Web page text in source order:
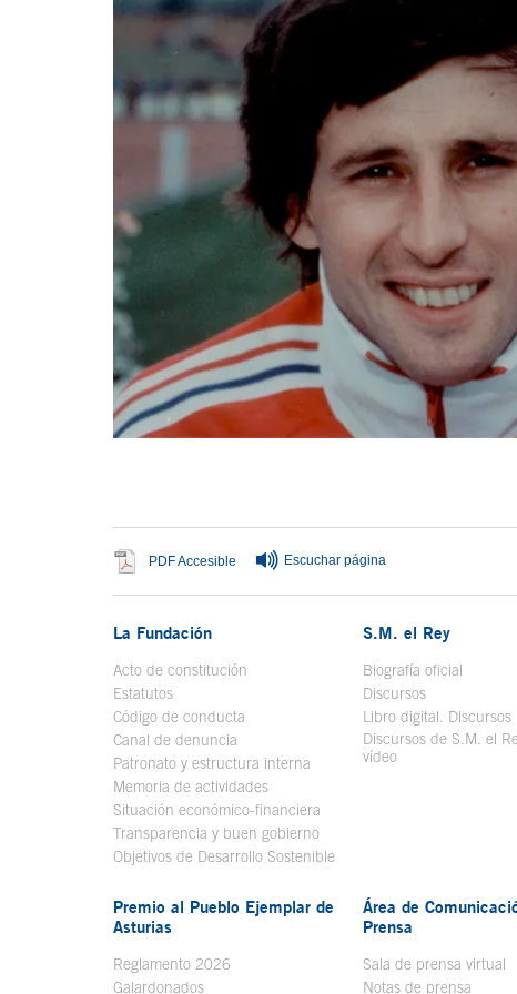
PDF Accesible Se abre en ventana nueva
Escuchar página
La Fundación
Acto de constitución
Estatutos
Código de conducta
Canal de denuncia
Patronato y estructura interna
Memoria de actividades
Situación económico-financiera
Transparencia y buen gobierno
Objetivos de Desarrollo Sostenible
S.M. el Rey
Biografía oficial
Discursos
Libro digital. Discursos
Discursos de S.M. el
vídeoSe abre en
Premio al Pueblo Ejemplar de
Asturias
Reglamento 2026
Galardonados
Área de
Prensa
Sala de prensa virtual
Notas de prensa